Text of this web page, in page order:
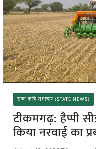
राज्य कृषि समाचार (STATE NEWS)
टीकमगढ़: हैप्पी
किया नरवाई का